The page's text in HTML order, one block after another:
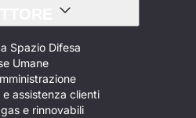
Spazio Difesa
Umane
assistenza clienti
e rinnovabili